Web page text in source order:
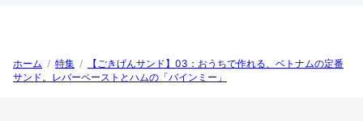
ホーム / 特集 /
【ごきげんサンド】03：おうちで作れる、ベトナムの定番
サンド。レバーペーストとハムの「バインミー」